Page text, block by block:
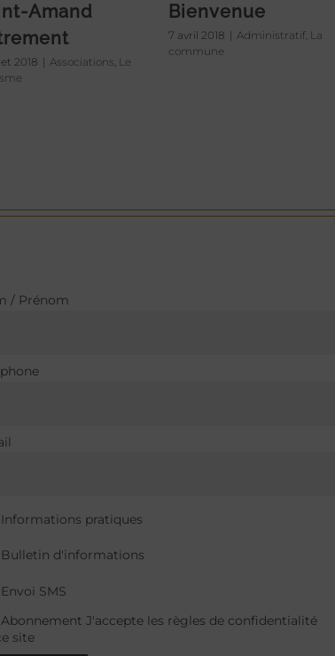
Amand
2018 | Associations, Le
Bienvenue
7 avril 2018 | Administratif, La
commune
/ Prénom
Informations pratiques
Bulletin d'informations
Envoi SMS
Abonnement J'accepte les règles de confidentialité
site